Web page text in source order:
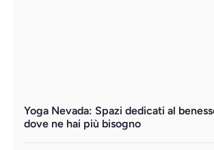
Yoga Nevada: Spazi dedicati al
dove ne hai più bisogno